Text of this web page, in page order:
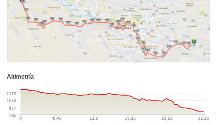
Altimetría